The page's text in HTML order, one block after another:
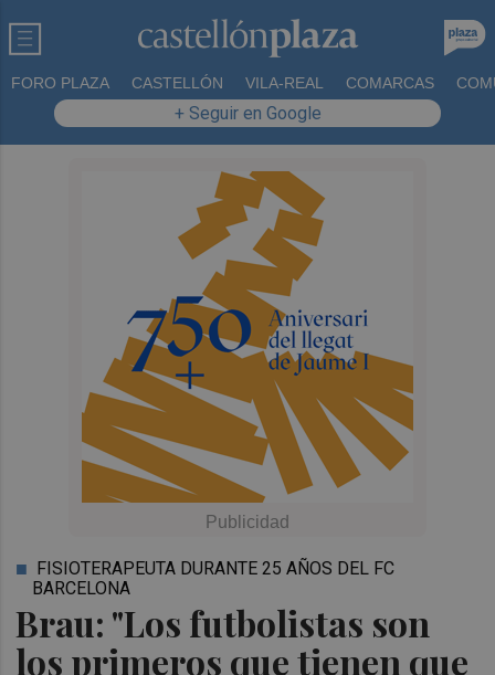
FORO PLAZA CASTELLÓN VILA-REAL COMARCAS
+ Seguir en Google
Brau: "Los futbolistas son
los primeros que tienen que
FISIOTERAPEUTA DURANTE 25 AÑOS DEL FC
BARCELONA